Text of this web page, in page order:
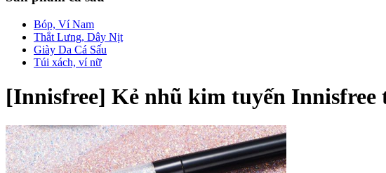
Bóp, Ví Nam
Thắt Lưng, Dây Nịt
Giày Da Cá Sấu
Túi xách, ví nữ
[Innisfree] Kẻ nhũ kim tuyến